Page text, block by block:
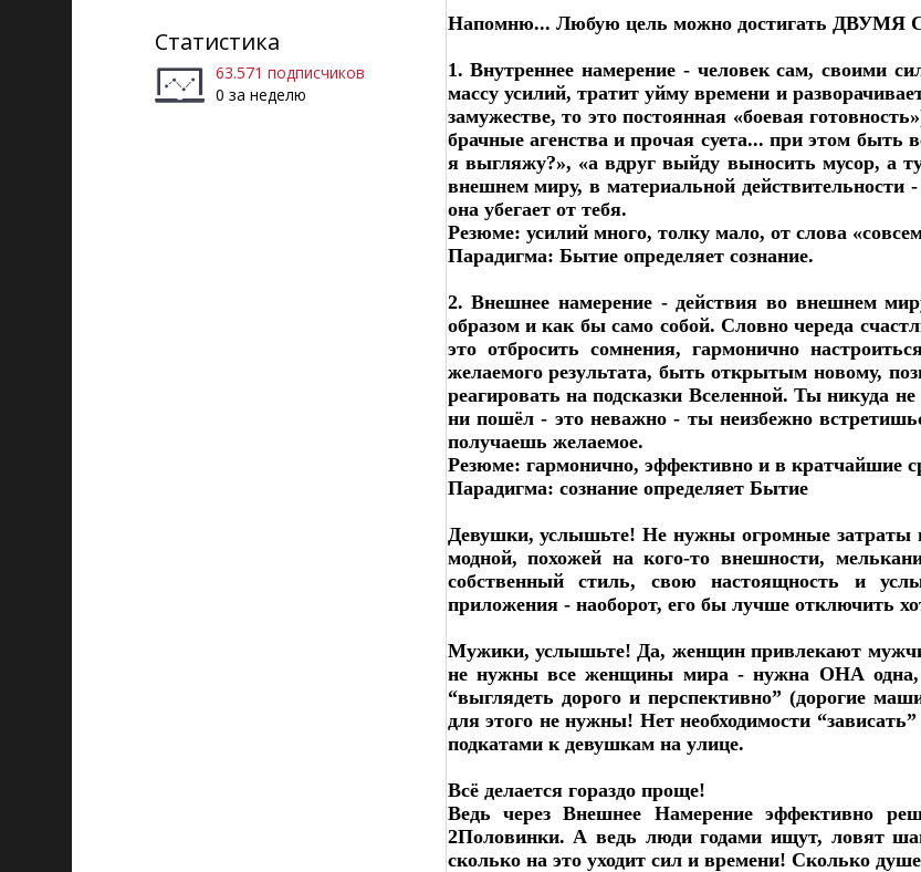
Статистика
63.571 подписчиков
0 за неделю
Напомню... Любую цель можно достигать
1. Внутреннее намерение - человек сам, своими
массу усилий, тратит уйму времени и
замужестве, то это постоянная «боевая
брачные агенства и прочая суета... при этом быть
я выгляжу?», «а вдруг выйду выносить мусор, а
внешнем миру, в материальной
она убегает от тебя.
Резюме: усилий много, толку мало, от слова
Парадигма: Бытие определяет сознание.
2. Внешнее намерение - действия во внешнем
образом и как бы само собой. Словно череда
это отбросить сомнения, гармонично
желаемого результата, быть открытым новому,
реагировать на подсказки Вселенной. Ты никуда
ни пошёл - это неважно - ты неизбежно
получаешь желаемое.
Резюме: гармонично, эффективно и в кратчайшие
Парадигма: сознание определяет Бытие
Девушки, услышьте! Не нужны огромные затраты
модной, похожей на кого-то внешности,
собственный стиль, свою настоящность и
приложения - наоборот, его бы лучше отключить
Мужики, услышьте! Да, женщин привлекают
не нужны все женщины мира - нужна ОНА одна,
“выглядеть дорого и перспективно” (дорогие
для этого не нужны! Нет необходимости
подкатами к девушкам на улице.
Всё делается гораздо проще!
Ведь через Внешнее Намерение эффективно
2Половинки. А ведь люди годами ищут, ловят
сколько на это уходит сил и времени! Сколько